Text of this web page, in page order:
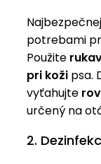
potrebami
Použite
pri koži psa.
vyťahujte
určený na
2.